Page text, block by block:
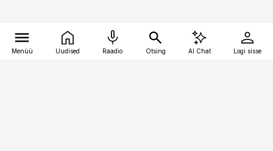
Menüü Uudised Raadio Otsing AI Chat Logi sisse